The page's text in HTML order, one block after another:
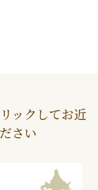
ックしてお近
さい